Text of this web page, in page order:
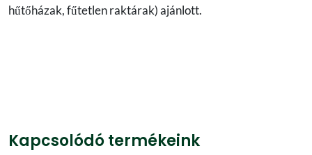
hűtőházak, fűtetlen raktárak) ajánlott.
Kapcsolódó termékeink